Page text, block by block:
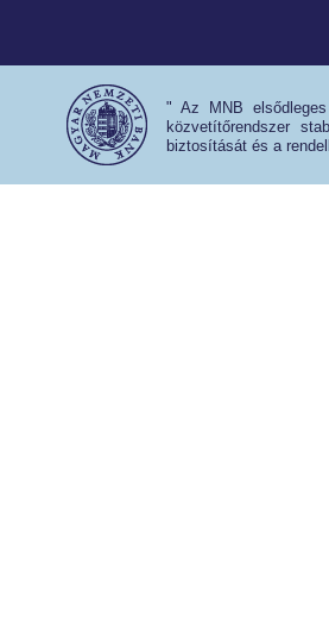
" Az MNB
közvetítőrendszer
biztosítását és a